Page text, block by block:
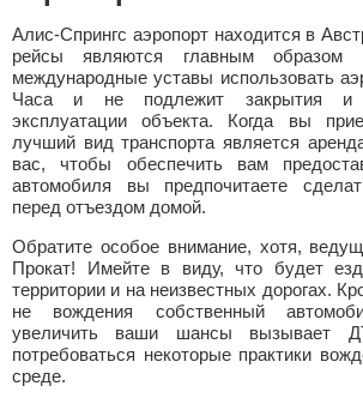
Алис-Спрингс аэропорт находится в
рейсы являются главным образом
международные уставы использовать
Часа и не подлежит закрытия и
эксплуатации объекта. Когда вы
лучший вид транспорта является
вас, чтобы обеспечить вам
автомобиля вы предпочитаете
перед отъездом домой.
Обратите особое внимание, хотя,
Прокат! Имейте в виду, что будет
территории и на неизвестных дорогах.
не вождения собственный
увеличить ваши шансы вызывает
потребоваться некоторые практики
среде.